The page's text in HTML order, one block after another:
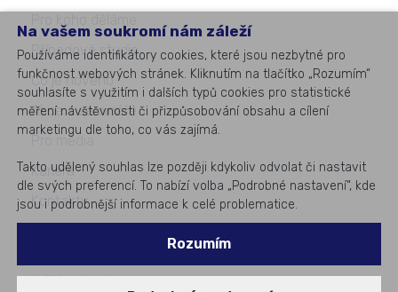
Na vašem soukromí nám záleží
Používáme identifikátory cookies, které jsou nezbytné pro
funkčnost webových stránek. Kliknutím na tlačítko „Rozumím“
souhlasíte s využitím i dalších typů cookies pro statistické
měření návštěvnosti či přizpůsobování obsahu a cílení
marketingu dle toho, co vás zajímá.
Takto udělený souhlas lze později kdykoliv odvolat či nastavit
dle svých preferencí. To nabízí volba „Podrobné nastavení“, kde
jsou i podrobnější informace k celé problematice.
Rozumím
Případové studie
Co je nového
Akce a semináře
Pro média
Kariéra
Kontakty
©2026All rights reserved